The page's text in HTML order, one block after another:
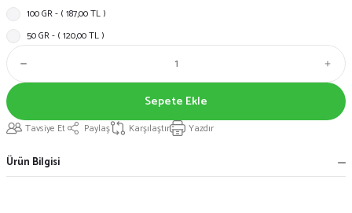
100 GR - ( 187,00 TL )
50 GR - ( 120,00 TL )
Sepete Ekle
Tavsiye Et Paylaş Karşılaştır Yazdır
Ürün Bilgisi